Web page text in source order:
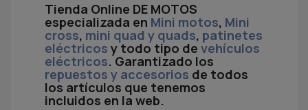
Tienda Online DE MOTOS
especializada en Mini motos, Mini
cross, mini quad y quads, patinetes
eléctricos y todo tipo de vehículos
eléctricos. Garantizado los
repuestos y accesorios de todos
los artículos que tenemos
incluidos en la web.